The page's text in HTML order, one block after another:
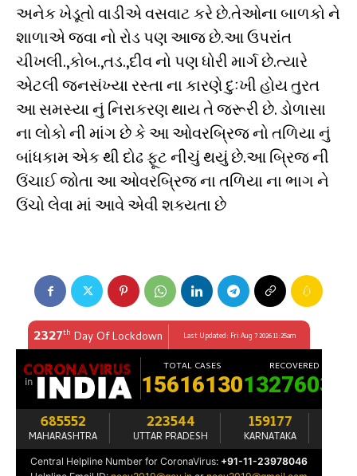
અનેક ખેડૂતો વાડીએ વસવાટ કરે છે.તેઓના બાળકો ને
શાળાએ જવા નો રોડ પણ આજ છે.આ ઉપરાંત
ચીખલી.,કોબ.,તડ.,દીવ નો પણ ધોરી માર્ગ છે.ત્યારે
એટલી જનસંખ્યા રસ્તા ના કારણે દુઃખી હોય તુરત
આ સમસ્યા નું નિરાકરણ થાય તે જરૂરી છે. ડોળાસા
ના લોકો ની માંગ છે કે આ ઓવરબ્રિજ નો તળિયા નું
બાંધકામ એક થી દોઢ ફૂટ નીચું થયું છે.આ બ્રિજ ની
ઉંચાઈ જોતા આ ઓવરબ્રિજ ના તળિયા ના ભાગ ને
ઉંચો લેવા માં આવે એવી શક્યતા છે